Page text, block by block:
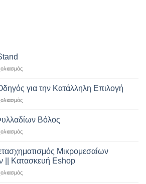
στο
Stand
για την Κατάλληλη Επιλογή
στο
Οδηγός
την
Επιλογή
Βόλος
στο
Φυλλαδίων
Βόλος
Μικρομεσαίων
|| Κατασκευή Eshop
στο